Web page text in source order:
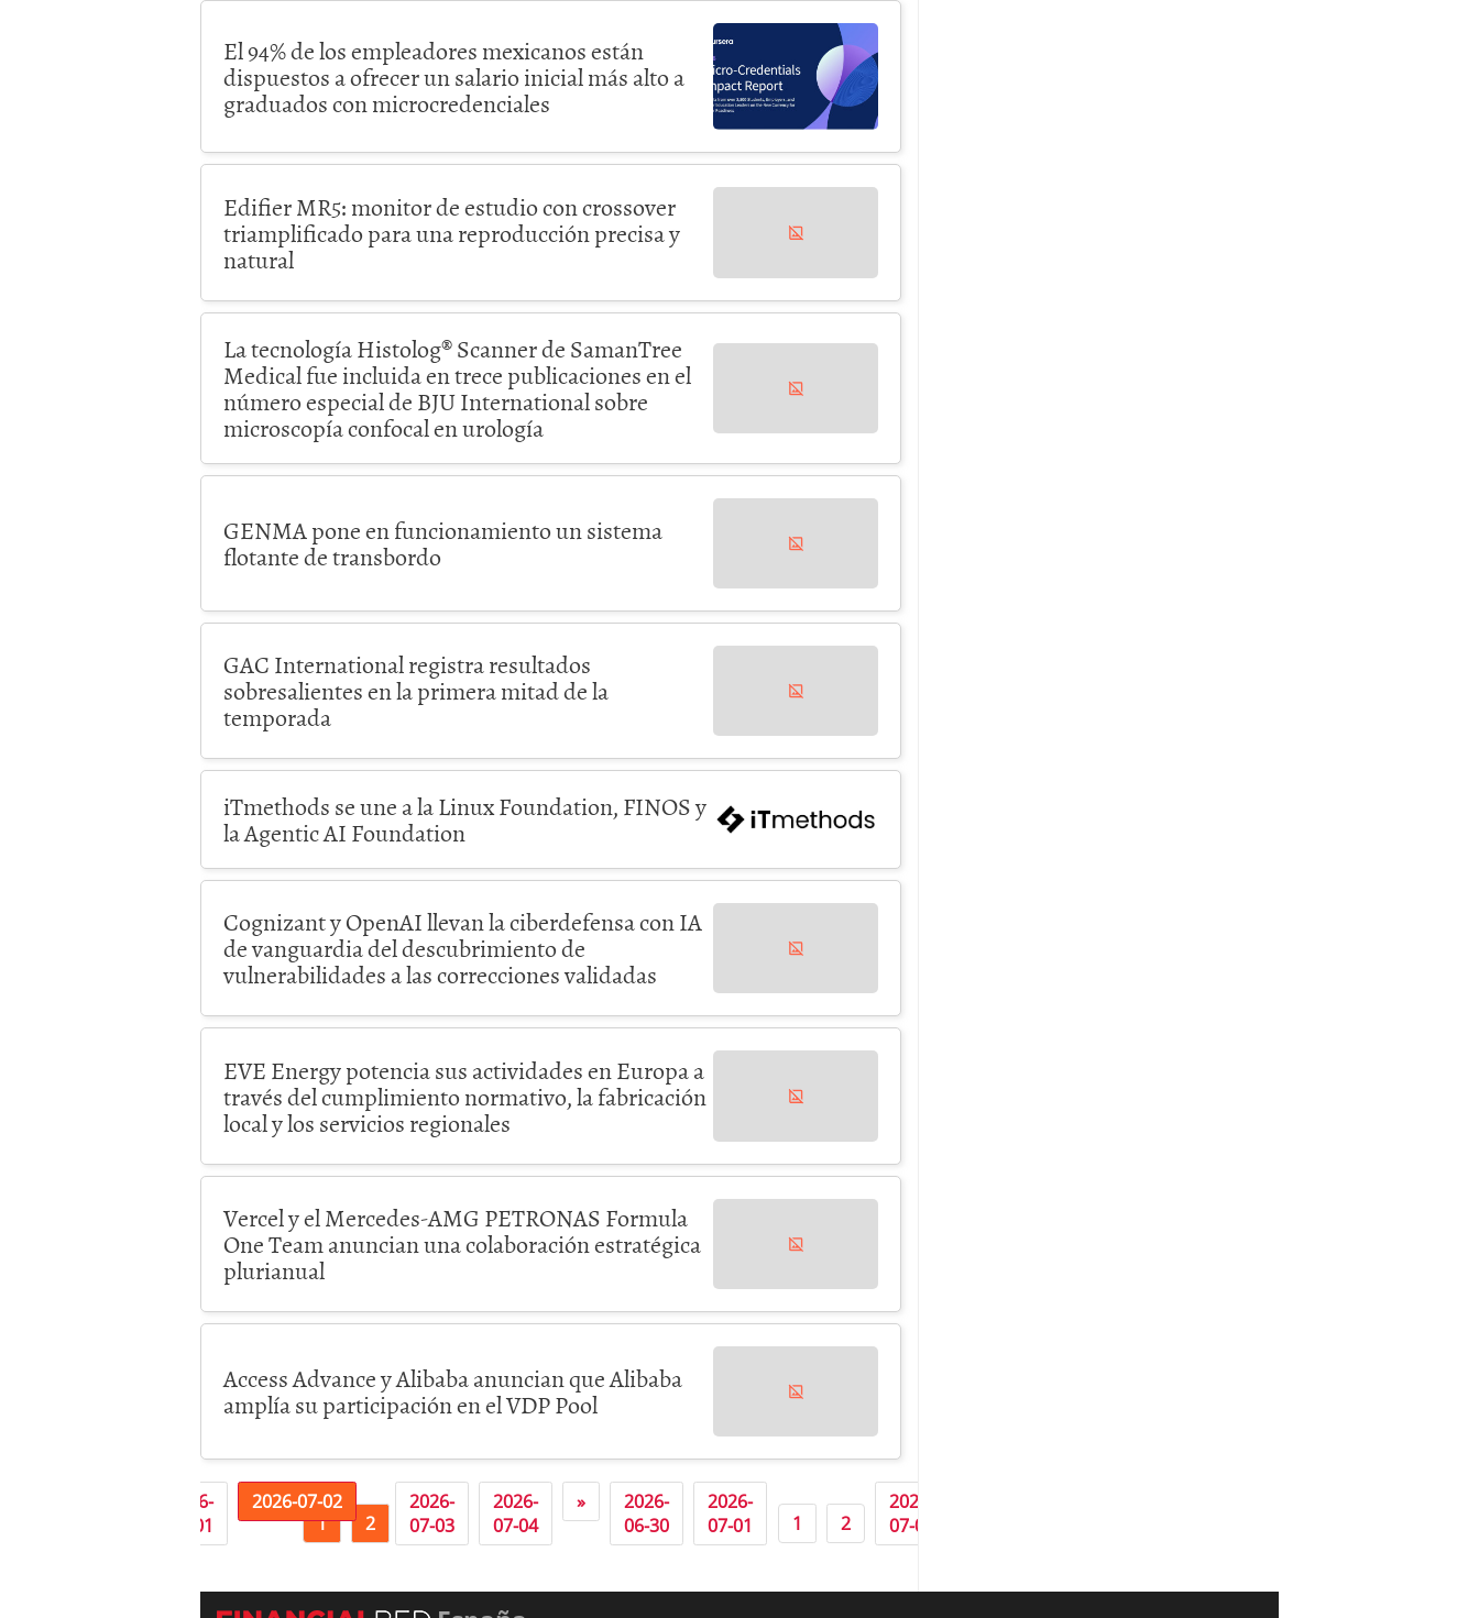
El 94% de los empleadores mexicanos están
dispuestos a ofrecer un salario inicial más alto a
graduados con microcredenciales
Edifier MR5: monitor de estudio con crossover
triamplificado para una reproducción precisa y
natural
La tecnología Histolog® Scanner de SamanTree
Medical fue incluida en trece publicaciones en el
número especial de BJU International sobre
microscopía confocal en urología
GENMA pone en funcionamiento un sistema
flotante de transbordo
GAC International registra resultados
sobresalientes en la primera mitad de la
temporada
iTmethods se une a la Linux Foundation, FINOS y
la Agentic AI Foundation
Cognizant y OpenAI llevan la ciberdefensa con IA
de vanguardia del descubrimiento de
vulnerabilidades a las correcciones validadas
EVE Energy potencia sus actividades en Europa a
través del cumplimiento normativo, la fabricación
local y los servicios regionales
Vercel y el Mercedes-AMG PETRONAS Formula
One Team anuncian una colaboración estratégica
plurianual
Access Advance y Alibaba anuncian que Alibaba
amplía su participación en el VDP Pool
2026-
07-01
2026-07-02
1
2 3
2026-
07-03
2026-
07-04
»
2026-
06-30
2026-
07-01
1 2
2026-
07-03